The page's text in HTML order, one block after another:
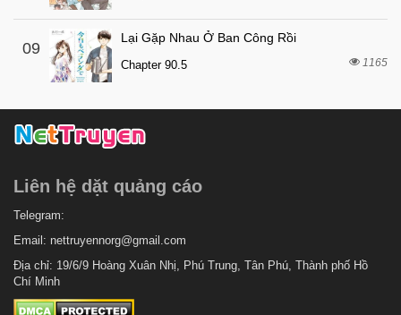
Chapter 7
Chapter 6 7 tháng trước
Chapter 5
Chapter 3
Chapter 1 7 tháng trước
09
Lại Gặp Nhau Ở Ban Công Rồi
Chapter 90.5 1165
Liên hệ dặt quảng cáo
Telegram:
Email: nettruyennorg@gmail.com
Địa chỉ: 19/6/9 Hoàng Xuân Nhị, Phú Trung, Tân Phú, Thành phố Hồ
Chí Minh